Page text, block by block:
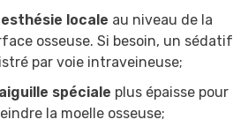
locale au niveau de la
osseuse. Si besoin, un sédatif
par voie intraveineuse;
spéciale plus épaisse pour
la moelle osseuse;